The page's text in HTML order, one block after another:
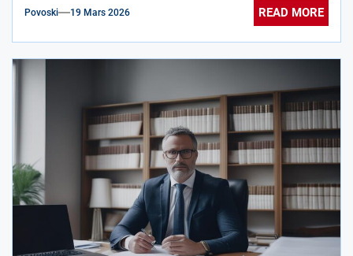
Povoski 19 Mars 2026 READ MORE